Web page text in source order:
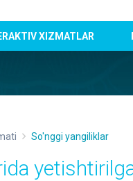
XIZMATLAR
So'nggi yangiliklar